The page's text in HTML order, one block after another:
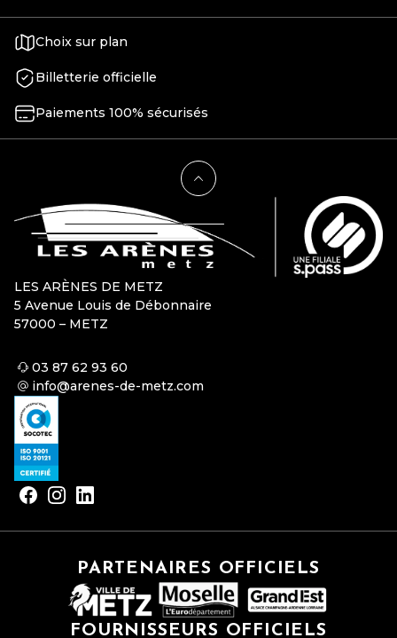
Choix sur plan
Billetterie officielle
Paiements 100% sécurisés
LES ARÈNES DE METZ
5 Avenue Louis de Débonnaire
57000 – METZ
03 87 62 93 60
info@arenes-de-metz.com
PARTENAIRES OFFICIELS
FOURNISSEURS OFFICIELS